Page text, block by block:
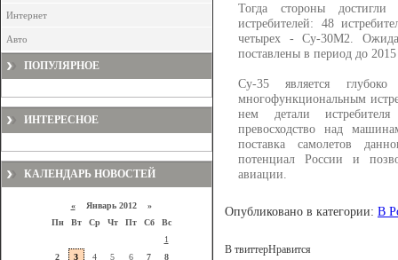
Интернет
Авто
ПОПУЛЯРНОЕ
ИНТЕРЕСНОЕ
КАЛЕНДАРЬ НОВОСТЕЙ
«Январь 2012 »
Пн
Вт Ср Чт Пт Сб
Вс
1
2
3 4 5 6 7
8
Тогда стороны достигли
истребителей: 48
четырех - Су-30М2.
поставлены в период до 2015
Су-35 является глубоко
многофункциональным
нем детали
превосходство над
поставка самолетов
потенциал России и
авиации.
Опубликовано в категории: В
В твиттерНравится